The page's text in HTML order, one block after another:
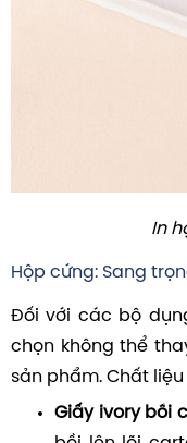
In
Hộp cứng: Sang
Đối với các bộ
chọn không thể
sản phẩm. Chất
Giấy ivory bồi